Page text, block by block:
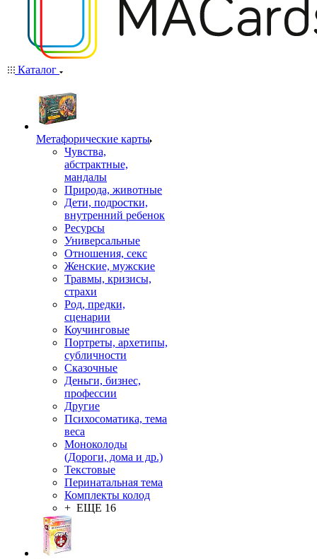
Каталог
Mетафорические карты
Чувства,
абстрактные,
мандалы
Природа, животные
Дети, подростки,
внутренний ребенок
Ресурсы
Универсальные
Отношения, секс
Женские, мужские
Травмы, кризисы,
страхи
Род, предки,
сценарии
Коучинговые
Портреты, архетипы,
субличности
Сказочные
Деньги, бизнес,
профессии
Другие
Психосоматика, тема
веса
Моноколоды
(Дороги, дома и др.)
Текстовые
Перинатальная тема
Комплекты колод
+ ЕЩЕ 16